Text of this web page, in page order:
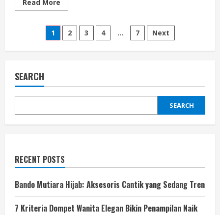
Read More
more
Makan
Seimbang:
Kunci
Hidup
Hari
Posts
pagination
1 2 3 4 … 7 Next
SEARCH
SEARCH
RECENT POSTS
Bando Mutiara Hijab: Aksesoris Cantik yang Sedang Tren
7 Kriteria Dompet Wanita Elegan Bikin Penampilan Naik